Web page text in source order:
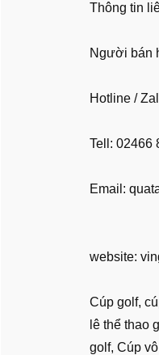
Thông tin
Người bán
Hotline /
Tell: 02466
Email:
website:
Cúp golf,
lê thể thao
golf, Cúp